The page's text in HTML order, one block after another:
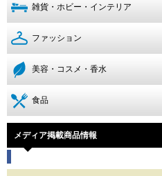
雑貨・ホビー・インテリア
ファッション
美容・コスメ・香水
食品
メディア掲載商品情報